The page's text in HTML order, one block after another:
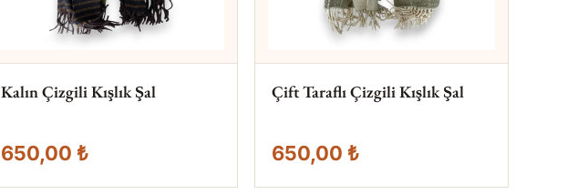
Kalın Çizgili Kışlık Şal
650,00 ₺
Çift Taraflı Çizgili Kışlık Şal
650,00 ₺